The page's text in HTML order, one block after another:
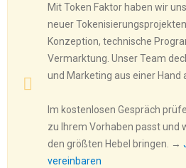
Mit Token Faktor haben wir
neuer
Konzeption, technische
Vermarktung. Unser Team
und Marketing aus einer Hand
Im kostenlosen Gespräch
zu Ihrem Vorhaben passt und
den größten Hebel bringen. →
vereinbaren